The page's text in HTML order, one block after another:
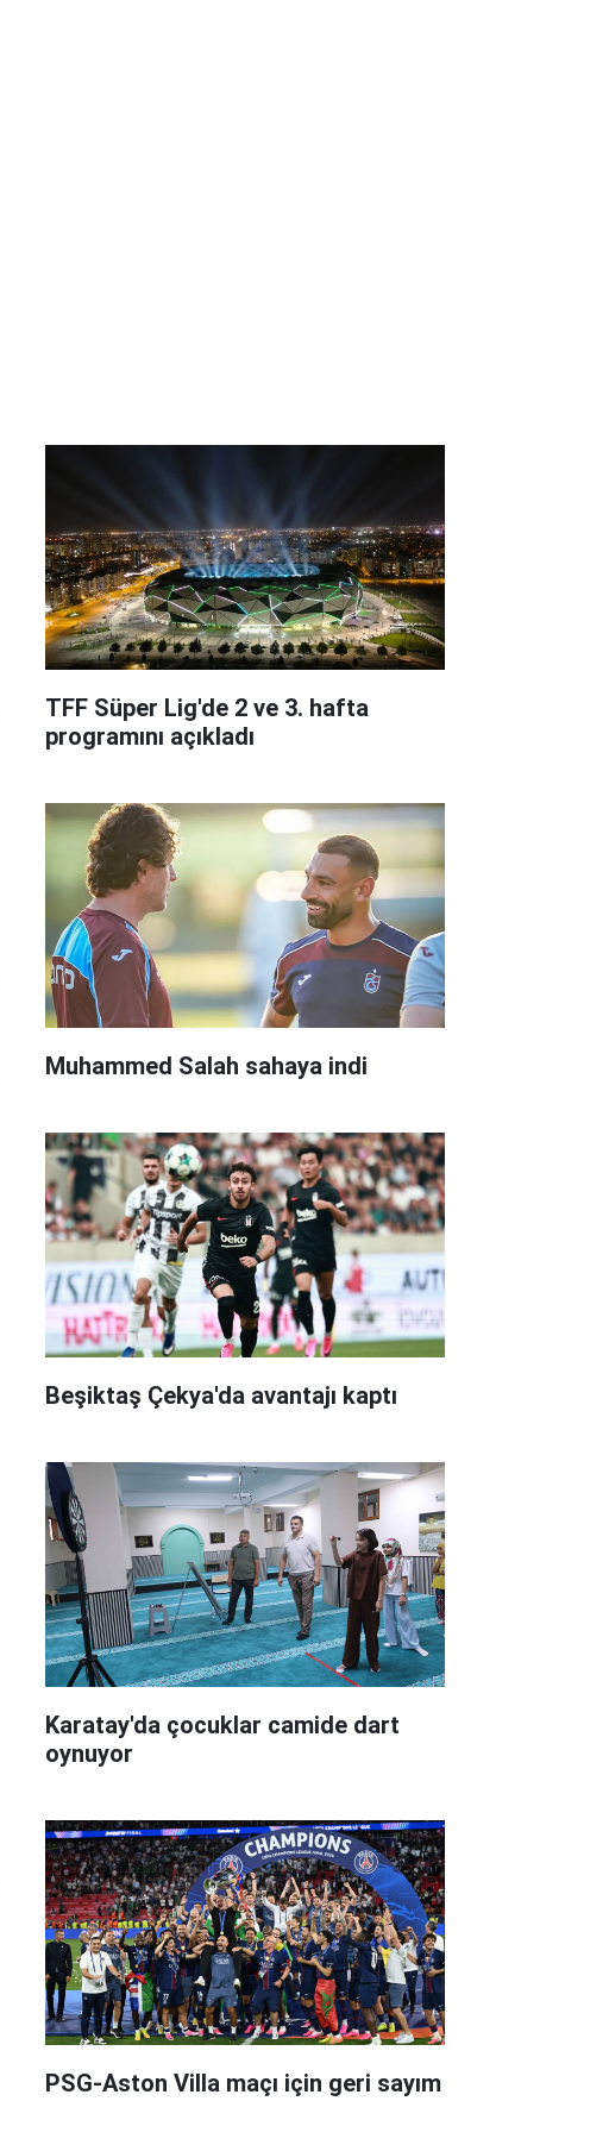
TFF Süper Lig'de 2 ve 3. hafta
programını açıkladı
Muhammed Salah sahaya indi
Beşiktaş Çekya'da avantajı kaptı
Karatay'da çocuklar camide dart
oynuyor
PSG-Aston Villa maçı için geri sayım